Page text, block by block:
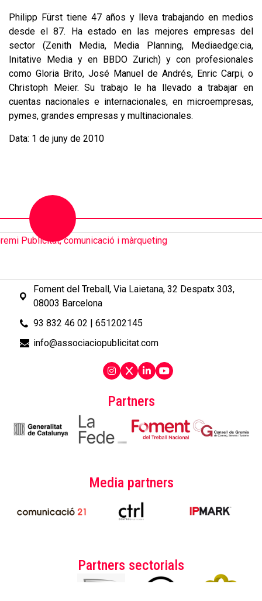
Philipp Fürst tiene 47 años y lleva trabajando en medios
desde el 87. Ha estado en las mejores empresas del
sector (Zenith Media, Media Planning, Mediaedge:cia,
Initative Media y en BBDO Zurich) y con profesionales
como Gloria Brito, José Manuel de Andrés, Enric Carpi, o
Christoph Meier. Su trabajo le ha llevado a trabajar en
cuentas nacionales e internacionales, en microempresas,
pymes, grandes empresas y multinacionales.
Data: 1 de juny de 2010
Partners
Media partners
Partners sectorials
Foment del Treball, Via Laietana, 32 Despatx 303,
08003 Barcelona
93 832 46 02 | 651202145
info@associaciopublicitat.com